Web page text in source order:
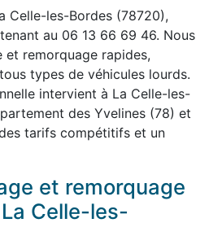
Celle-les-Bordes (78720),
au 06 13 66 69 46. Nous
et remorquage rapides,
types de véhicules lourds.
intervient à La Celle-les-
des Yvelines (78) et
tarifs compétitifs et un
et remorquage
Celle-les-